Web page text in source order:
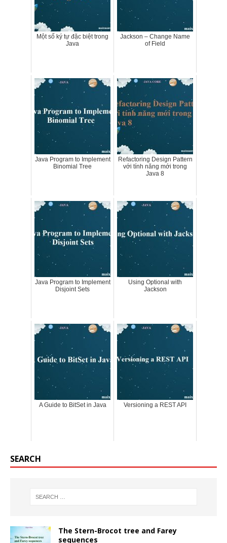
Một số ký tự đặc biệt trong
Java
Jackson – Change Name
of Field
Java Program to Implement
Binomial Tree
Refactoring Design Pattern
với tính năng mới trong
Java 8
Java Program to Implement
Disjoint Sets
Using Optional with
Jackson
A Guide to BitSet in Java Versioning a REST API
SEARCH
The Stern-Brocot tree and Farey
sequences